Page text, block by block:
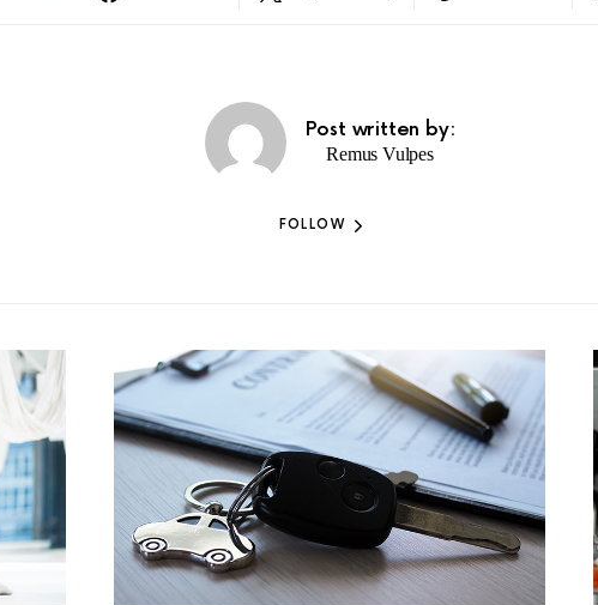
Post written by:
Remus Vulpes
FOLLOW